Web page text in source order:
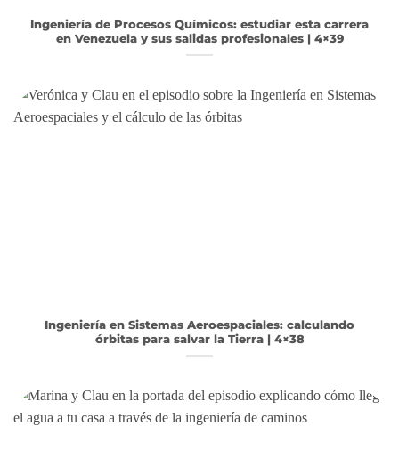
Ingeniería de Procesos Químicos: estudiar esta carrera
en Venezuela y sus salidas profesionales | 4×39
Ingeniería en Sistemas Aeroespaciales: calculando
órbitas para salvar la Tierra | 4×38